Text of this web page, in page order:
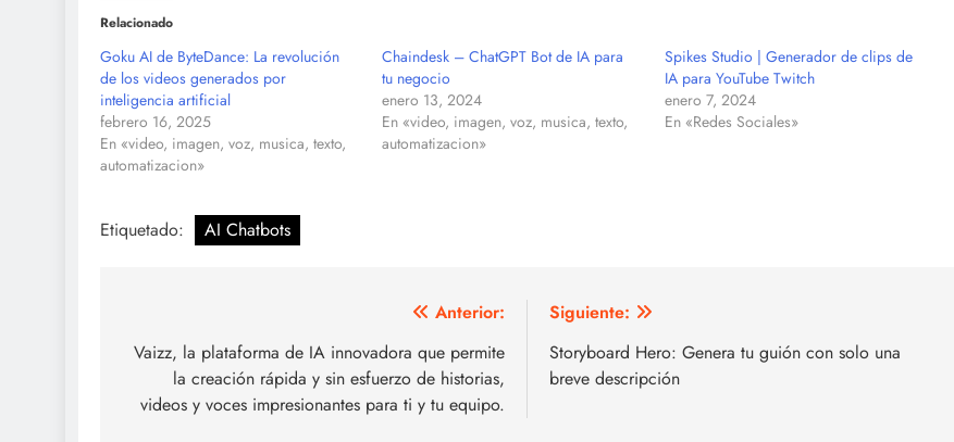
Relacionado
Goku AI de ByteDance: La revolución
de los videos generados por
inteligencia artificial
febrero 16, 2025
En «video, imagen, voz, musica, texto,
automatizacion»
Chaindesk – ChatGPT Bot de IA para
tu negocio
enero 13, 2024
En «video, imagen, voz, musica, texto,
automatizacion»
Spikes Studio | Generador de clips de
IA para YouTube Twitch
enero 7, 2024
En «Redes Sociales»
Etiquetado: AI Chatbots
de
entradas
Anterior:
Vaizz, la plataforma de IA innovadora que permite
la creación rápida y sin esfuerzo de historias,
videos y voces impresionantes para ti y tu equipo.
Siguiente:
Storyboard Hero: Genera tu guión con solo una
breve descripción